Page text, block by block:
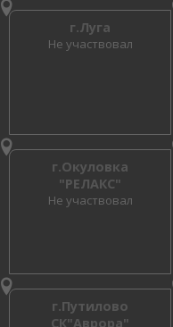
г.Луга
Не участвовал
г.Окуловка
"РЕЛАКС"
Не участвовал
г.Путилово
СК"Аврора"